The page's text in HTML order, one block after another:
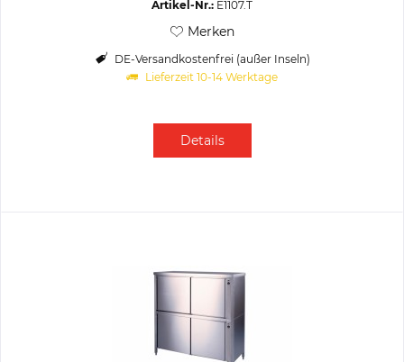
Artikel-Nr.: E1107.T
Merken
DE-Versandkostenfrei (außer Inseln)
Lieferzeit 10-14 Werktage
Details